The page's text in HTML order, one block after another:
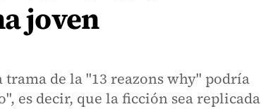
joven
de la "13 reazons why" podría
es decir, que la ficción sea replicada